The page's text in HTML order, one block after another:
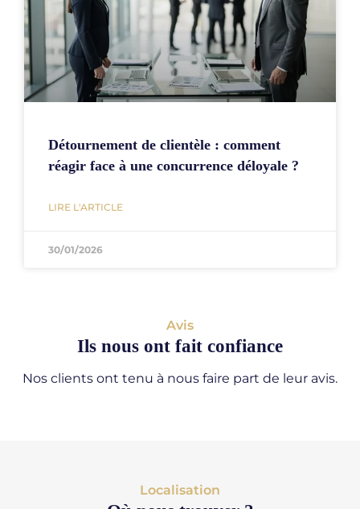
Détournement de clientèle : comment
réagir face à une concurrence déloyale ?
LIRE L'ARTICLE
30/01/2026
Avis
Ils nous ont fait confiance
Nos clients ont tenu à nous faire part de leur avis.
Localisation